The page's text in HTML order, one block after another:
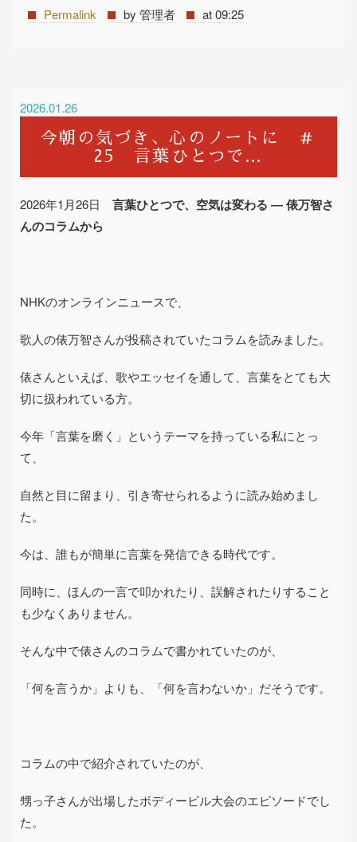
Permalink by 管理者 at 09:25
2026.01.26
今朝の気づき、心のノートに ＃
25 言葉ひとつで…
2026年1月26日 言葉ひとつで、空気は変わる ―俵万智さ
んのコラムから
NHKのオンラインニュースで、
歌人の俵万智さんが投稿されていたコラムを読みました。
俵さんといえば、歌やエッセイを通して、言葉をとても大
切に扱われている方。
今年「言葉を磨く」というテーマを持っている私にとっ
て、
自然と目に留まり、引き寄せられるように読み始めまし
た。
今は、誰もが簡単に言葉を発信できる時代です。
同時に、ほんの一言で叩かれたり、誤解されたりすること
も少なくありません。
そんな中で俵さんのコラムで書かれていたのが、
「何を言うか」よりも、「何を言わないか」だそうです。
コラムの中で紹介されていたのが、
甥っ子さんが出場したボディービル大会のエピソードでし
た。